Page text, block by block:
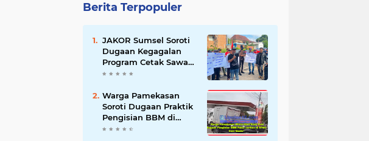
Berita Terpopuler
JAKOR Sumsel Soroti
Dugaan Kegagalan
Program Cetak Sawah
Rp105 Miliar di Ogan
Pertanian Mundur
Warga Pamekasan
Soroti Dugaan Praktik
Pengisian BBM di
SPBU Cem Manis,